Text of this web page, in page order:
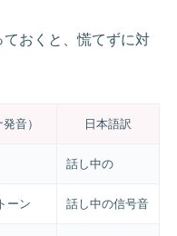
おくと、慌てずに対
音） 日本語訳
話し中の
ーン 話し中の信号音